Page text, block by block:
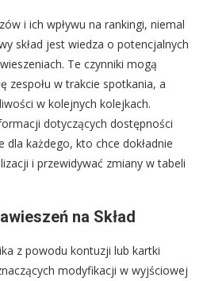
i ich wpływu na rankingi, niemal
skład jest wiedza o potencjalnych
Te czynniki mogą
zespołu w trakcie spotkania, a
w kolejnych kolejkach.
dotyczących dostępności
każdego, kto chce dokładnie
i przewidywać zmiany w tabeli
na Skład
z powodu kontuzji lub kartki
modyfikacji w wyjściowej